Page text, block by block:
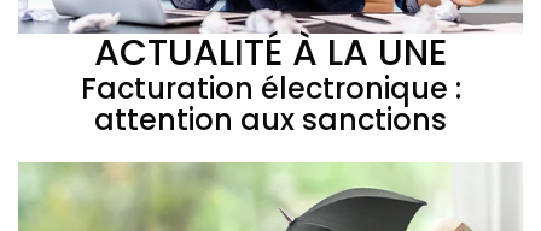
ACTUALITÉ À LA UNE
Facturation électronique :
attention aux sanctions